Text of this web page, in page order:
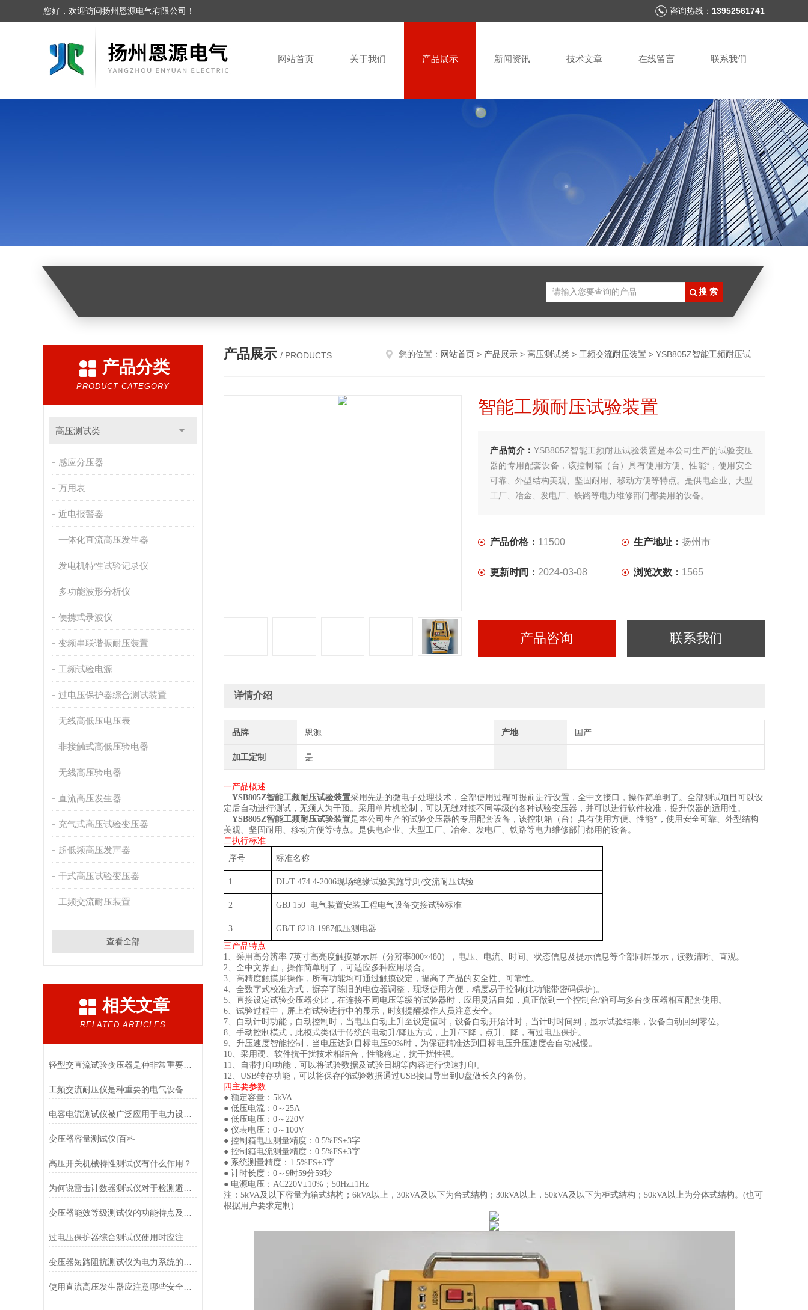
您好，欢迎访问扬州恩源电气有限公司！ 咨询热线： 13952561741
网站首页 关于我们 产品展示 新闻资讯 技术文章 在线留言 联系我们
产品分类
PRODUCT CATEGORY
高压测试类
感应分压器
万用表
近电报警器
一体化直流高压发生器
发电机特性试验记录仪
多功能波形分析仪
便携式录波仪
变频串联谐振耐压装置
工频试验电源
过电压保护器综合测试装置
无线高低压电压表
非接触式高低压验电器
无线高压验电器
直流高压发生器
充气式高压试验变压器
超低频高压发声器
干式高压试验变压器
工频交流耐压装置
查看全部
相关文章
RELATED ARTICLES
轻型交直流试验变压器是种非常重要的电气试验设备
电容电流测试仪被广泛应用于电力设备的检测和维护
变压器容量测试仪|百科
高压开关机械特性测试仪有什么作用？
产品展示 / PRODUCTS 您的位置： 网站首页 > 产品展示 > 高压测试类 > 工频交流耐压装置 > YSB805Z智能工频耐压试验装置
智能工频耐压试验装置
产品简介： YSB805Z智能工频耐压试验装置是本公司生产的试验变压
器的专用配套设备，该控制箱（台）具有使用方便、性能*，使用安全
可靠、外型结构美观、坚固耐用、移动方便等特点。是供电企业、大型
工厂、冶金、发电厂、铁路等电力维修部门都要用的设备。
产品价格： 11500 生产地址： 扬州市
更新时间： 2024-03-08 浏览次数： 1565
产品咨询 联系我们
详情介绍
品牌 恩源 产地 国产
加工定制 是
一产品概述
YSB805Z智能工频耐压试验装置采用先进的微电子处理技术，全部使用过程可提前进行设置，全中文接口，操作简单明了。全部测试项目可以设
定后自动进行测试，无须人为干预。采用单片机控制，可以无缝对接不同等级的各种试验变压器，并可以进行软件校准，提升仪器的适用性。
YSB805Z智能工频耐压试验装置是本公司 生产的试验变压器的专用配套设备，该控制箱（台）具有使用方便、性能* ， 使用安全可靠、外型结构
美观、坚固耐用、移动方便等特点。是供电企业、大型工厂、冶金、发电厂、铁路等电力维修部门都用的设备。
二执行标准
序号
标准名称
1 DL/T 474.4-2006现场绝缘试验实施导则 /交流耐压试验
2 GBJ 150 电气装置安装工程电气设备交接试验标准
3 GB/T 8218-1987低压测电器
三产品特点
1、 采用高分辨率 7英寸高亮度触摸显示屏 （分辨率800×480） ， 电压、电流、时间、状态信息及提示信息等全部同屏显示，读数清晰、直观。
2、 全中文界面，操作简单明了，可适应多种应用场合。
3、 高精度触摸屏操作，所有功能均可通过触摸设定，提高了产品的安全性、可靠性。
4、 全数字式校准方式，摒弃了陈旧的电位器调整，现场使用方便，精度易于控制 (此功能带密码保护)。
5、直接设定试验变压器变比，在连接不同电压等级的试验器时，应用灵活自如，真正做到一个控制台/箱可与多台变压器相互配套使用 。
6、 试验过程中，屏上有试验进行中的显示，时刻提醒操作人员注意安全。
7、
自动计时功能，自动控制时，当电压自动上升至设定值时，设备自动开始计时，当计时时间到，显示试验结果，设备自动回到零位。
8、 手动控制模式，此模式类似于传统的电动升/降压方式，上升/下降， 点升、降 ，有过电压保护。
9、 升压速度智能控制，当电压达到目标电压90%时，为保证精准达到目标电压升压速度会自动减慢。
10、 采用硬、软件抗干扰技术相结合，性能稳定，抗干扰性强。
11、
自带打印功能，可以将试验数据及试验日期等内容进行快速打印。
12、 USB转存功能，可以将保存的试验数据通过USB接口导出到 U盘做长久的备份。
四主要参数
● 额定容量： 5kVA
● 低压电流： 0 ～ 25A
● 低压电压： 0 ～ 220V
● 仪表电压： 0 ～ 100V
● 控制箱电压测量精度： 0.5%FS±3字
● 控制箱电流测量精度： 0.5%FS±3字
● 系统测量精度： 1.5%FS+3字
● 计时长度： 0 ～ 9时59分59秒
● 电源电压： AC220V±10% ； 50Hz±1Hz
注： 5kVA及以下容量为箱式结构； 6kVA以上， 30kVA及以下为台式结构； 30kVA以上， 50kVA及以下为柜式结构； 50kVA以上为分体式结构。 (也可
根据用户要求定制 )